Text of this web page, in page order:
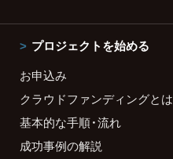
プロジェクトを始める
お申込み
クラウドファンディングとは
基本的な手順・流れ
成功事例の解説